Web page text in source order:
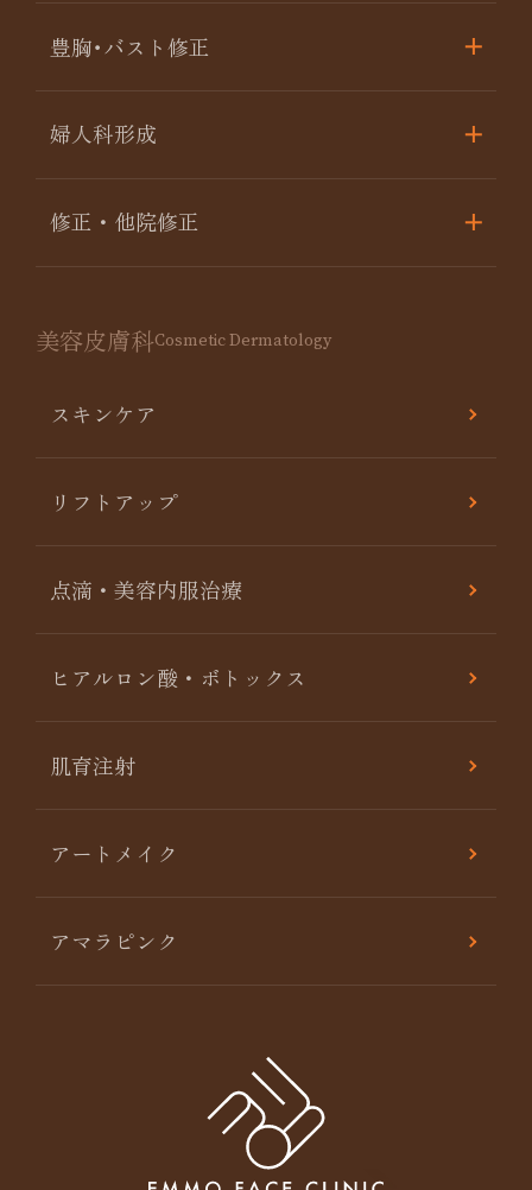
豊胸･バスト修正
婦人科形成
修正・他院修正
美容皮膚科Cosmetic Dermatology
スキンケア
リフトアップ
点滴・美容内服治療
ヒアルロン酸・ボトックス
肌育注射
アートメイク
アマラピンク